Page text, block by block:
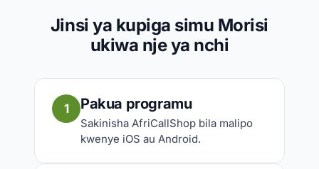
Jinsi ya kupiga simu Morisi
ukiwa nje ya nchi
1 Pakua programu
Sakinisha AfriCallShop bila malipo
kwenye iOS au Android.